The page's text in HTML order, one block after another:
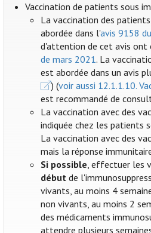
Vaccination de patients sous
La vaccination des
abordée dans l'avis 9158
d'attention de cet avis ont
de mars 2021. La
est abordée dans un avis
) (voir aussi 12.1.1.10.
est recommandé de
La vaccination avec des
indiquée chez les patients
La vaccination avec des
mais la réponse
Si possible, effectuer les
début de
vivants, au moins 4
non vivants, au moins 2
des médicaments
attendre plusieurs